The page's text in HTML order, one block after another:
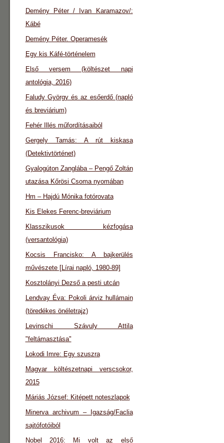
Demény Péter / Ivan Karamazov/:
Kábé
Demény Péter. Operamesék
Egy kis Káfé-történelem
Első versem (költészet napi
antológia, 2016)
Faludy György és az esőerdő (napló
és breviárium)
Fehér Illés műfordításaiból
Gergely Tamás: A rút kiskasa
(Detektivtörténet)
Gyalogúton Zanglába – Pengő Zoltán
utazása Kőrösi Csoma nyomában
Hm – Hajdú Mónika fotórovata
Kis Elekes Ferenc-breviárium
Klasszikusok kézfogása
(versantológia)
Kocsis Francisko: A bajkerülés
művészete [Lírai napló, 1980-89]
Kosztolányi Dezső a pesti utcán
Lendvay Éva: Pokoli árviz hullámain
(töredékes önéletrajz)
Levinschi Szávuly Attila
"feltámasztása"
Lokodi Imre: Egy szuszra
Magyar költészetnapi verscsokor,
2015
Máriás József: Kitépett noteszlapok
Minerva archivum – Igazság/Faclia
sajtófotóiból
Nobel 2016: Mi volt az első